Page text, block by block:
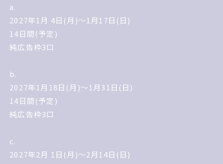
a.
2027年いちがつ 4日げつようびいち
がつ17日にちようび
14日間予定
b.
2027年いちがつ18日げつようびい
ちがつ31日にちようび
純広告枠3口
a.
2027年1月 4日(月)～1月17日(日)
14日間(予定)
純広告枠3口
b.
2027年1月18日(月)～1月31日(日)
14日間(予定)
純広告枠3口
c.
2027年2月 1日(月)～2月14日(日)